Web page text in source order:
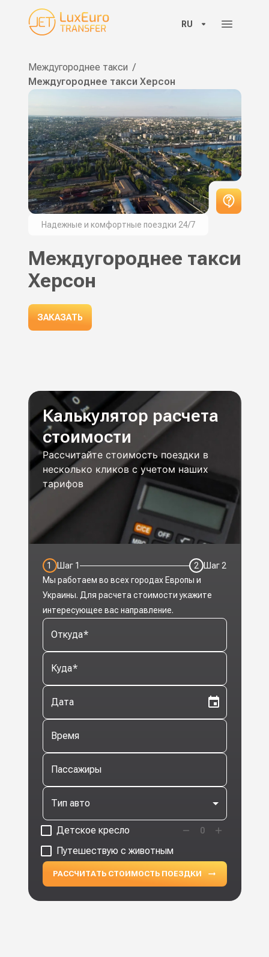
RU
Междугороднее такси /
Междугороднее такси Херсон
Надежные и комфортные поездки 24/7
Междугороднее такси
Херсон
ЗАКАЗАТЬ
Калькулятор расчета
стоимости
Рассчитайте стоимость поездки в
несколько кликов с учетом наших
тарифов
1 Шаг1 2 Шаг 2
Мы работаем во всех городах Европы и
Украины. Для расчета стоимости укажите
интересующее вас направление.
Откуда*
Куда*
Дата
Время
Пассажиры
Тип авто
Детское кресло 0
Путешествую с животным
РАССЧИТАТЬ СТОИМОСТЬ ПОЕЗДКИ